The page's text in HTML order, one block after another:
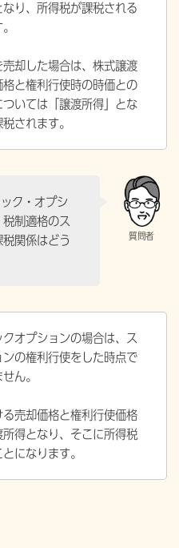
なり、所得税が課税される
売却した場合は、株式譲渡
と権利行使時の時価との
いては「譲渡所得」とな
されます。
ク・オプシ
制適格のス
関係はどう
オプションの場合は、ス
ンの権利行使をした時点で
ん。
売却価格と権利行使価格
得となり、そこに所得税
になります。